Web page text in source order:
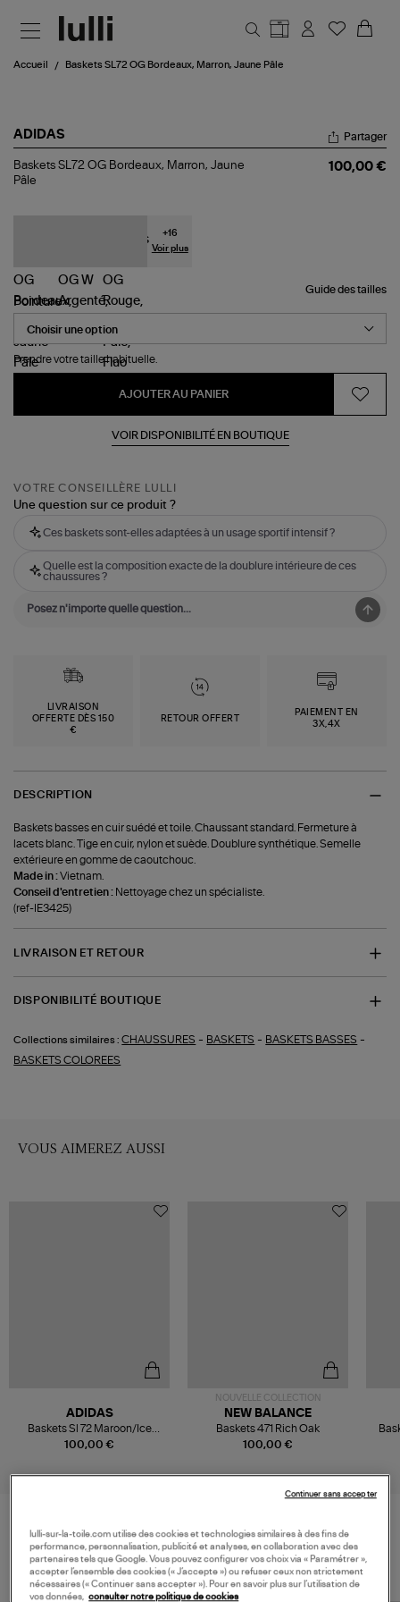
Accueil Baskets SL72 OG Bordeaux, Marron, Jaune Pâle
ADIDAS
Baskets
SL72
Partager
Baskets SL72 OG Bordeaux, Marron, Jaune
Pâle
100,00 €
+16
Voir plus
Guide des tailles
Pointure
Prendre votre taille habituelle.
AJOUTER AU PANIER
VOIR DISPONIBILITÉ EN BOUTIQUE
VOTRE CONSEILLÈRE LULLI
Une question sur ce produit ?
Ces baskets sont-elles adaptées à un usage sportif intensif ?
Quelle est la composition exacte de la doublure intérieure de ces
chaussures ?
LIVRAISON
OFFERTE DÈS 150
€
RETOUR OFFERT
PAIEMENT EN
3X,4X
DESCRIPTION
Baskets basses en cuir suédé et toile. Chaussant standard. Fermeture à
lacets blanc. Tige en cuir, nylon et suède. Doublure synthétique. Semelle
extérieure en gomme de caoutchouc.
Made in :Vietnam.
Conseil d'entretien : Nettoyage chez un spécialiste.
(ref-IE3425)
LIVRAISON ET RETOUR
DISPONIBILITÉ BOUTIQUE
Collections similaires : CHAUSSURES - BASKETS - BASKETS BASSES -
BASKETS COLOREES
VOUS AIMEREZ AUSSI
100,00 €
ADIDAS
Baskets Sl 72 Maroon/Ice
Lavender/Preloved Brown
NOUVELLE COLLECTION
100,00 €
NEW BALANCE
Baskets 471 Rich Oak
VOS DERNIERS PRODUITS VUS
lulli-sur-la-toile.com utilise des cookies et technologies similaires à des fins de
performance, personnalisation, publicité et analyses, en collaboration avec des
partenaires tels que Google. Vous pouvez configurer vos choix via « Paramétrer »,
accepter l’ensemble des cookies (« J’accepte ») ou refuser ceux non strictement
nécessaires (« Continuer sans accepter »). Pour en savoir plus sur l’utilisation de
vos données,
consulter notre politique de cookies
Continuer sans accepter